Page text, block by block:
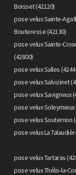
Boisset (42120)
pose velux Sainte-
Bouteresse (42130)
pose velux Sainte-
(42800)
pose velux Salles
pose velux Salvizinet
pose velux Savigneux
pose velux Soleymieux
pose velux Souternon
pose velux La
pose velux Tartaras
pose velux Thélis-la-